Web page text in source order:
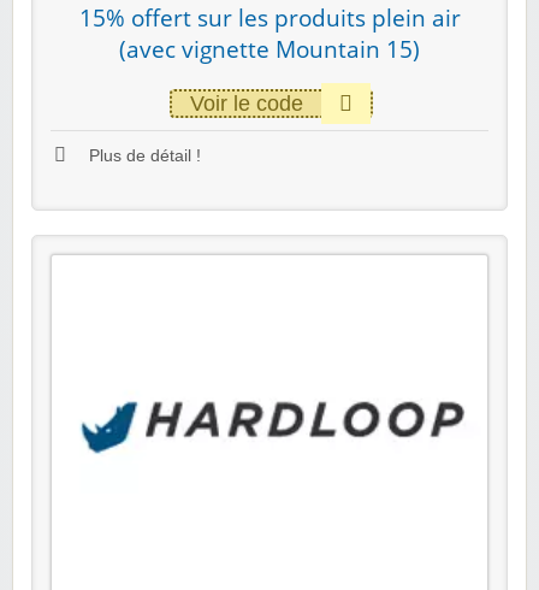
15% offert sur les produits plein air
(avec vignette Mountain 15)
Voir le code
Plus de détail !